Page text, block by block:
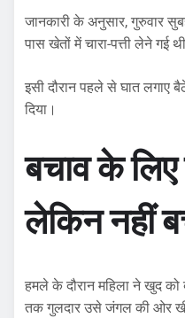
जानकारी के अनुसार, गुरुवार
पास खेतों में चारा-पत्ती लेने गई
इसी दौरान पहले से घात लगाए
दिया।
बचाव के लिए
लेकिन नहीं
हमले के दौरान महिला ने खुद
तक गुलदार उसे जंगल की ओर